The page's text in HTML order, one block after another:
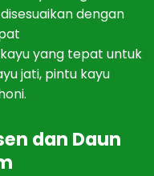
disesuaikandengan
at
kayuyang tepat untuk
ujati, pintu kayu
oni.
en dan Daun